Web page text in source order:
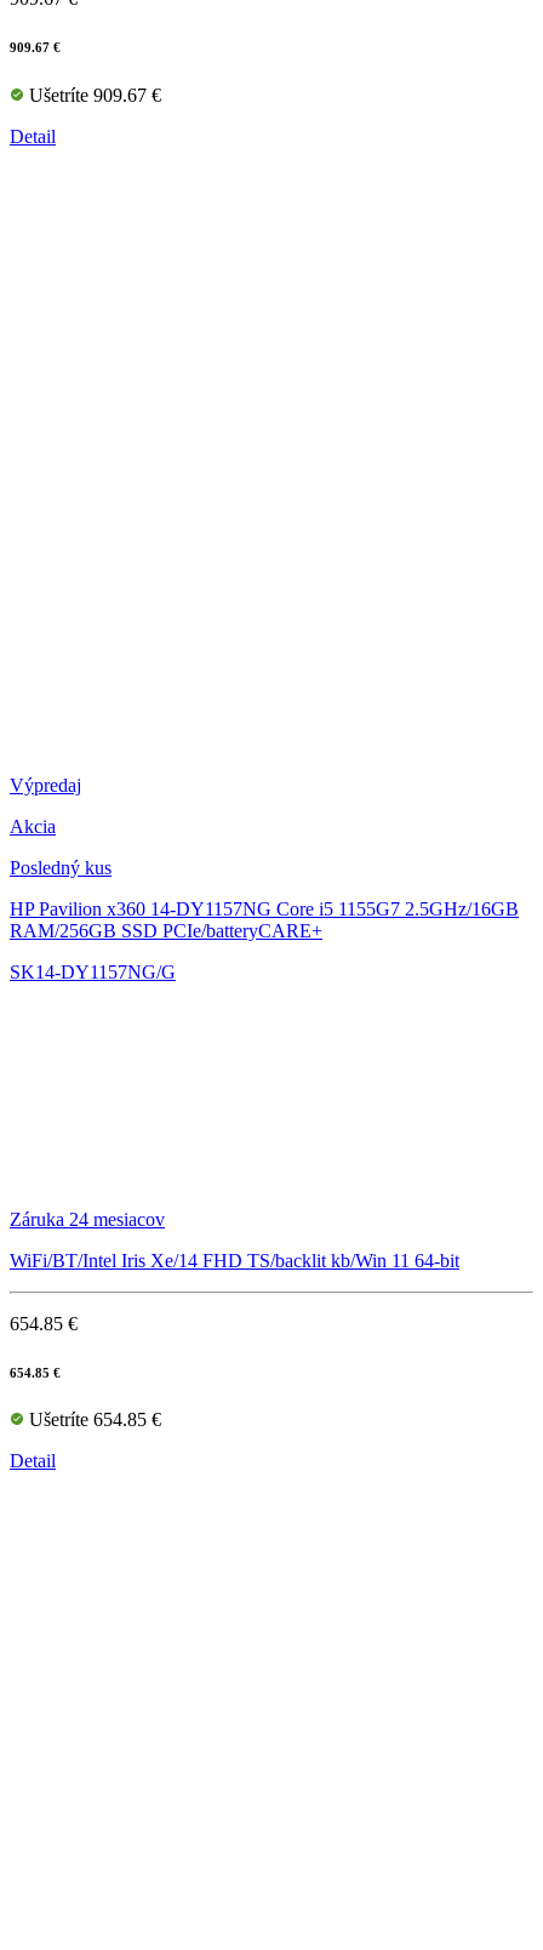
909.67 €
Ušetríte 909.67 €
Detail
Výpredaj
Akcia
Posledný kus
HP Pavilion x360 14-DY1157NG Core i5 1155G7 2.5GHz/16GB
RAM/256GB SSD PCIe/batteryCARE+
SK14-DY1157NG/G
Záruka 24 mesiacov
WiFi/BT/Intel Iris Xe/14 FHD TS/backlit kb/Win 11 64-bit
654.85 €
654.85 €
Ušetríte 654.85 €
Detail